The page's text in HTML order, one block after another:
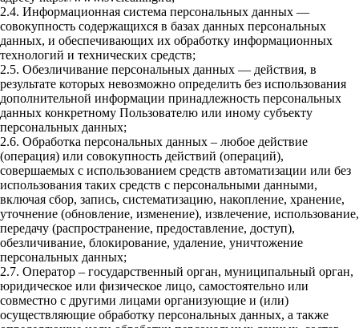
2.4. Информационная система персональных данных —
совокупность содержащихся в базах данных персональных
данных, и обеспечивающих их обработку информационных
технологий и технических средств;
2.5. Обезличивание персональных данных — действия, в
результате которых невозможно определить без использования
дополнительной информации принадлежность персональных
данных конкретному Пользователю или иному субъекту
персональных данных;
2.6. Обработка персональных данных – любое действие
(операция) или совокупность действий (операций),
совершаемых с использованием средств автоматизации или без
использования таких средств с персональными данными,
включая сбор, запись, систематизацию, накопление, хранение,
уточнение (обновление, изменение), извлечение, использование,
передачу (распространение, предоставление, доступ),
обезличивание, блокирование, удаление, уничтожение
персональных данных;
2.7. Оператор – государственный орган, муниципальный орган,
юридическое или физическое лицо, самостоятельно или
совместно с другими лицами организующие и (или)
осуществляющие обработку персональных данных, а также